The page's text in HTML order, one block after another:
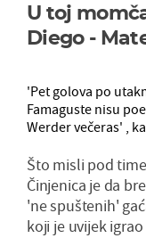
U toj
Diego -
'Pet golova po
Famaguste nisu
Werder večeras' ,
Što misli pod
Činjenica je da
'ne spuštenih'
koji je uvijek